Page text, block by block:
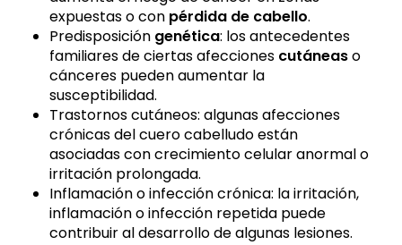
expuestas o con pérdida de cabello.
Predisposición genética: los antecedentes
familiares de ciertas afecciones cutáneaso
cánceres pueden aumentar la
susceptibilidad.
Trastornos cutáneos: algunas afecciones
crónicas del cuero cabelludo están
asociadas con crecimiento celular anormal o
irritación prolongada.
Inflamación o infección crónica: la irritación,
inflamación o infección repetida puede
contribuir al desarrollo de algunas lesiones.